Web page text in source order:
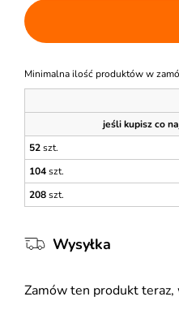
Minimalna ilość produktów w
jeśli kupisz co
52szt.
104szt.
208szt.
Wysyłka
Zamów ten produkt